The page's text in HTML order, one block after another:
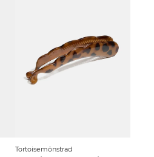
Tortoisemönstrad